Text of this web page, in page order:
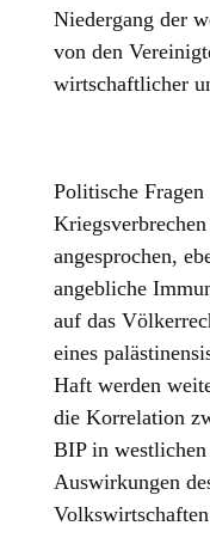
Niedergang der
von den
wirtschaftlicher
Politische
angesprochen,
angebliche
auf das
eines
Haft werden
die Korrelation
BIP in
Auswirkungen